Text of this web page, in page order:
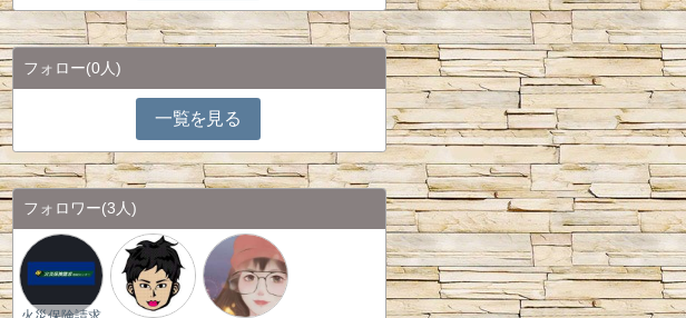
フォロー(0人)
一覧を見る
フォロワー(3人)